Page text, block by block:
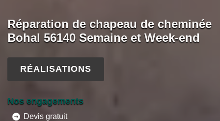
Réparation de chapeau de cheminée
Bohal 56140 Semaine et Week-end
RÉALISATIONS
Nos engagements
Devis gratuit